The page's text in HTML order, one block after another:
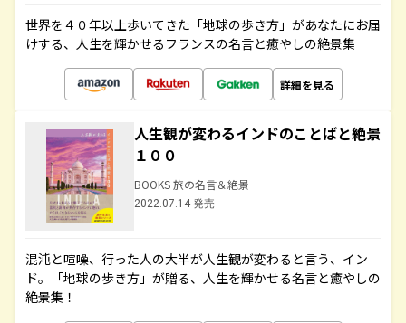
世界を４０年以上歩いてきた「地球の歩き方」があなたにお届
けする、人生を輝かせるフランスの名言と癒やしの絶景集
詳細を見る
人生観が変わるインドのことばと絶景
１００
BOOKS 旅の名言＆絶景
2022.07.14 発売
混沌と喧噪、行った人の大半が人生観が変わると言う、イン
ド。「地球の歩き方」が贈る、人生を輝かせる名言と癒やしの
絶景集！